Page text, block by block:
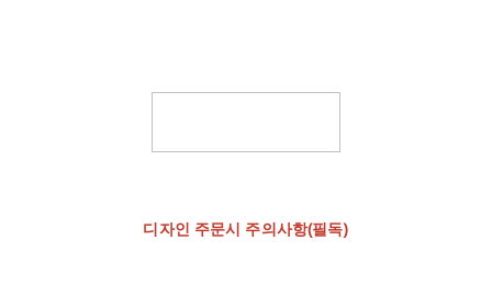
디자인 주문시 주의사항(필독)